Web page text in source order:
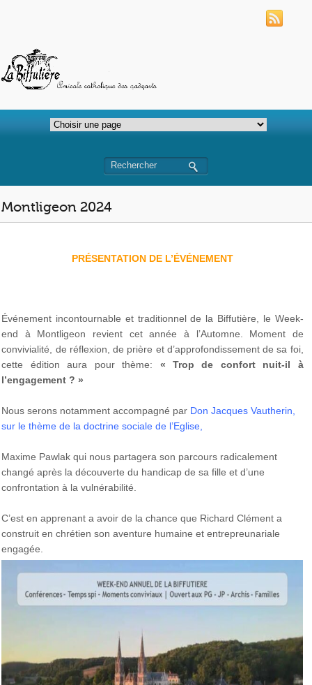
Montligeon 2024
PRÉSENTATION DE L’ÉVÉNEMENT
Événement incontournable et traditionnel de la Biffutière, le Week-
end à Montligeon revient cet année à l’Automne. Moment de
convivialité, de réflexion, de prière et d’approfondissement de sa foi,
cette édition aura pour thème: « Trop de confort nuit-il à
l’engagement ? »
Nous serons notamment accompagné par Don Jacques Vautherin,
sur le thème de la doctrine sociale de l’Eglise,
Maxime Pawlak qui nous partagera son parcours radicalement
changé après la découverte du handicap de sa fille et d’une
confrontation à la vulnérabilité.
C’est en apprenant a avoir de la chance que Richard Clément a
construit en chrétien son aventure humaine et entrepreunariale
engagée.